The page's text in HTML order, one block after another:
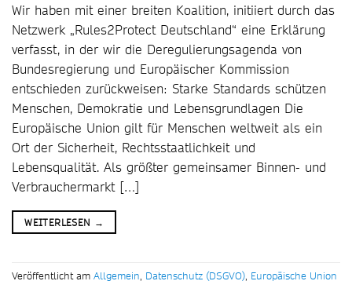
Wir haben mit einer breiten Koalition, initiiert durch das
Netzwerk „Rules2Protect Deutschland“ eine Erklärung
verfasst, in der wir die Deregulierungsagenda von
Bundesregierung und Europäischer Kommission
entschieden zurückweisen: Starke Standards schützen
Menschen, Demokratie und Lebensgrundlagen Die
Europäische Union gilt für Menschen weltweit als ein
Ort der Sicherheit, Rechtsstaatlichkeit und
Lebensqualität. Als größter gemeinsamer Binnen- und
Verbrauchermarkt […]
WEITERLESEN →
Veröffentlicht am Allgemein, Datenschutz (DSGVO), Europäische Union